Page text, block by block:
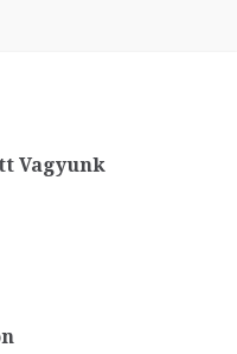
Vagyunk